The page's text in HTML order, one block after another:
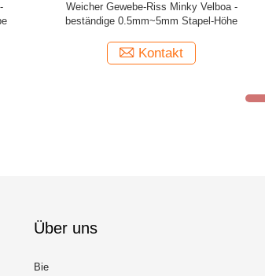
Kundenspezifisches kurzes Gramm des
Stapel-Plüsch-Gewebe-150gsm~350gsm für
Kontakt
Über uns
Bie